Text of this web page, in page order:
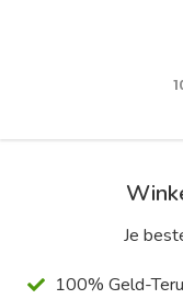
Je
100% Geld-